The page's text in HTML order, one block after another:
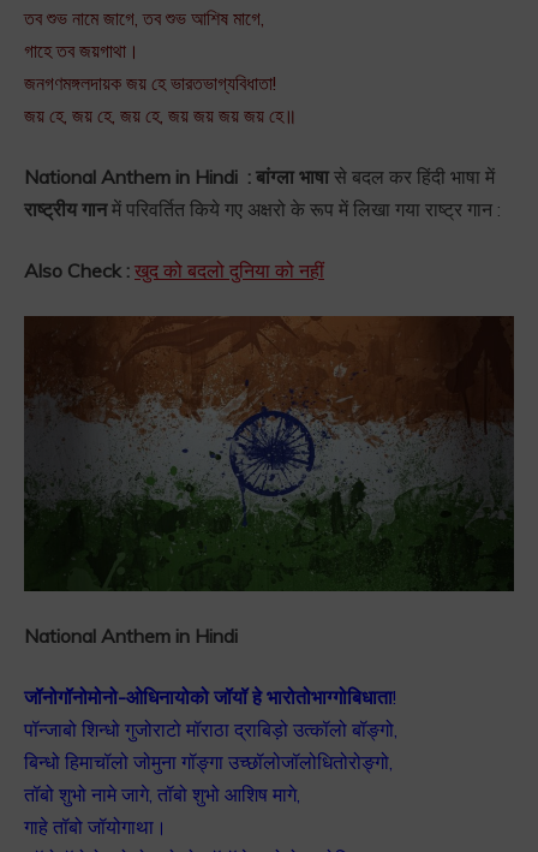
তব শুভ নামে জাগে, তব শুভ আশিষ মাগে,
গাহে তব জয়গাথা।
জনগণমঙ্গলদায়ক জয় হে ভারতভাগ্যবিধাতা!
জয় হে, জয় হে, জয় হে, জয় জয় জয় জয় হে॥
National Anthem in Hindi : बांग्ला भाषासे बदल कर हिंदी भाषा में
राष्ट्रीय गानमें परिवर्तित किये गए अक्षरो के रूप में लिखा गया राष्ट्र गान :
Also Check : खुद को बदलो दुनिया को नहीं
National Anthem in Hindi
जॉनोगॉनोमोनो-ओधिनायोको जॉयॉ हे भारोतोभाग्गोबिधाता!
पॉन्जाबो शिन्धो गुजोराटो मॉराठा द्राबिड़ो उत्कॉलो बॉङ्गो,
बिन्धो हिमाचॉलो जोमुना गॉङ्गा उच्छॉलोजॉलोधितोरोङ्गो,
तॉबो शुभो नामे जागे, तॉबो शुभो आशिष मागे,
गाहे तॉबो जॉयोगाथा।